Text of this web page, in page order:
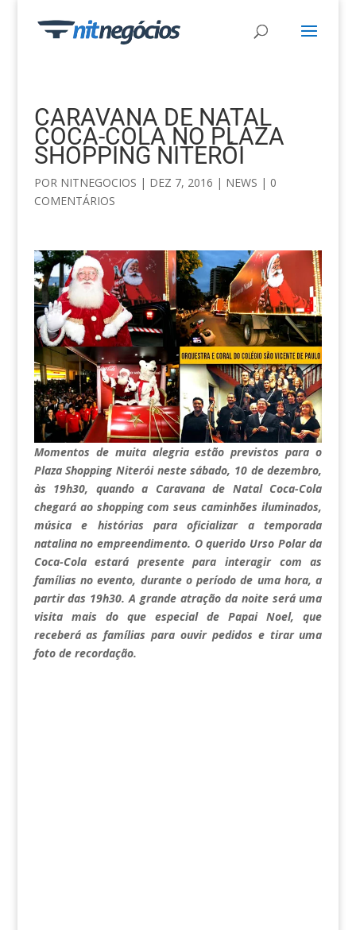
CARAVANA DE NATAL
COCA-COLA NO PLAZA
SHOPPING NITERÓI
POR NITNEGOCIOS | DEZ 7, 2016 | NEWS | 0
COMENTÁRIOS
Momentos de muita alegria estão previstos para o
Plaza Shopping Niterói neste sábado, 10 de dezembro,
às 19h30, quando a Caravana de Natal Coca-Cola
chegará ao shopping com seus caminhões iluminados,
música e histórias para oficializar a temporada
natalina no empreendimento. O querido Urso Polar da
Coca-Cola estará presente para interagir com as
famílias no evento, durante o período de uma hora, a
partir das 19h30. A grande atração da noite será uma
visita mais do que especial de Papai Noel, que
receberá as famílias para ouvir pedidos e tirar uma
foto de recordação.